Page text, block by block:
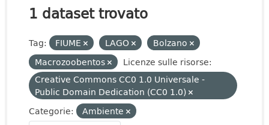
1 dataset trovato
Tag: FIUME LAGO
Bolzano
Macrozoobentos
Licenze sulle risorse:
Creative Commons CC0 1.0 Universale -
Public Domain Dedication (CC0 1.0)
Categorie:
Ambiente